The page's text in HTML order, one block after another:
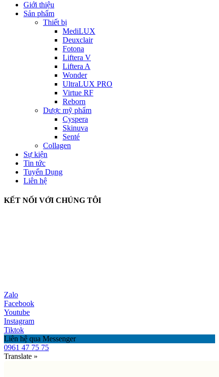
Giới thiệu
Sản phẩm
Thiết bị
MediLUX
Deuxclair
Fotona
Liftera V
Liftera A
Wonder
UltraLUX PRO
Virtue RF
Reborn
Dược mỹ phẩm
Cyspera
Skinuva
Senté
Collagen
Sự kiện
Tin tức
Tuyển Dụng
Liên hệ
KẾT NỐI VỚI CHÚNG TÔI
Zalo
Facebook
Youtube
Instagram
Tiktok
Liên hệ qua Messenger
0961 47 75 75
Translate »